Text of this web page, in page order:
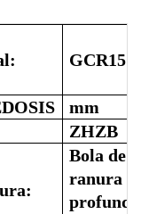
GCR15
mm
ZHZB
Bola de
ranura
profunda